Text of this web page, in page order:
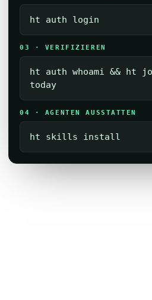
ht auth login
03 · VERIFIZIEREN
ht auth whoami && ht
today
04 · AGENTEN AUSSTATTEN
ht skills install